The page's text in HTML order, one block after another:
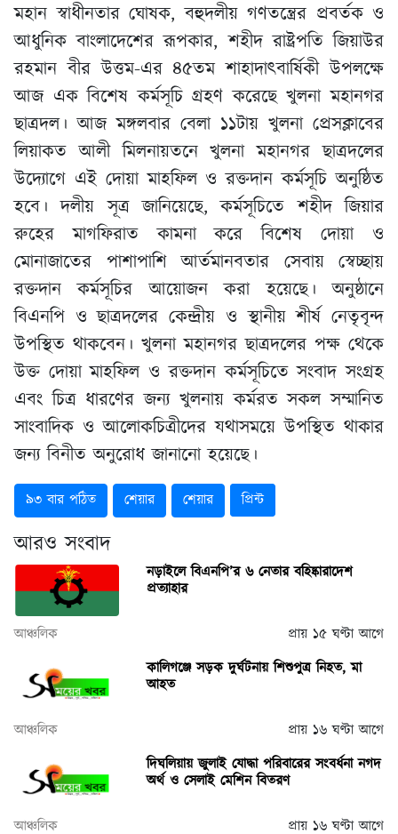
মহান স্বাধীনতার ঘোষক, বহুদলীয় গণতন্ত্রের প্রবর্তক ও
আধুনিক বাংলাদেশের রূপকার, শহীদ রাষ্ট্রপতি জিয়াউর
রহমান বীর উত্তম-এর ৪৫তম শাহাদাৎবার্ষিকী উপলক্ষে
আজ এক বিশেষ কর্মসূচি গ্রহণ করেছে খুলনা মহানগর
ছাত্রদল। আজ মঙ্গলবার বেলা ১১টায় খুলনা প্রেসক্লাবের
লিয়াকত আলী মিলনায়তনে খুলনা মহানগর ছাত্রদলের
উদ্যোগে এই দোয়া মাহফিল ও রক্তদান কর্মসূচি অনুষ্ঠিত
হবে। দলীয় সূত্র জানিয়েছে, কর্মসূচিতে শহীদ জিয়ার
রুহের মাগফিরাত কামনা করে বিশেষ দোয়া ও
মোনাজাতের পাশাপাশি আর্তমানবতার সেবায় স্বেচ্ছায়
রক্তদান কর্মসূচির আয়োজন করা হয়েছে। অনুষ্ঠানে
বিএনপি ও ছাত্রদলের কেন্দ্রীয় ও স্থানীয় শীর্ষ নেতৃবৃন্দ
উপস্থিত থাকবেন। খুলনা মহানগর ছাত্রদলের পক্ষ থেকে
উক্ত দোয়া মাহফিল ও রক্তদান কর্মসূচিতে সংবাদ সংগ্রহ
এবং চিত্র ধারণের জন্য খুলনায় কর্মরত সকল সম্মানিত
সাংবাদিক ও আলোকচিত্রীদের যথাসময়ে উপস্থিত থাকার
জন্য বিনীত অনুরোধ জানানো হয়েছে।
৯৩ বার পঠিত শেয়ার শেয়ার প্রিন্ট
আরও সংবাদ
নড়াইলে বিএনপি’র ৬ নেতার বহিষ্কারাদেশ
প্রত্যাহার
আঞ্চলিক
প্রায় ১৫ ঘণ্টা আগে
কালিগঞ্জে সড়ক দুর্ঘটনায় শিশুপুত্র নিহত, মা
আহত
আঞ্চলিক
প্রায় ১৬ ঘণ্টা আগে
দিঘলিয়ায় জুলাই যোদ্ধা পরিবারের সংবর্ধনা নগদ
অর্থ ও সেলাই মেশিন বিতরণ
আঞ্চলিক
প্রায় ১৬ ঘণ্টা আগে